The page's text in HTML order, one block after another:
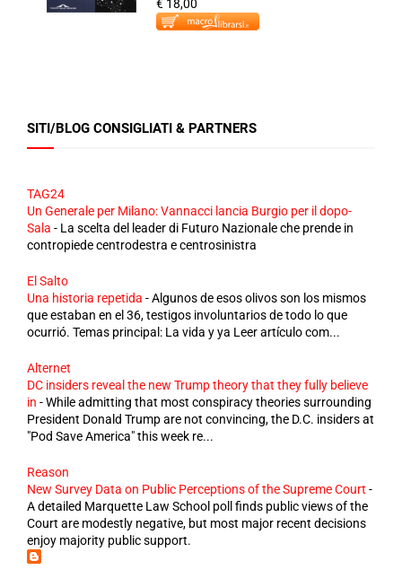
€ 18,00
SITI/BLOG CONSIGLIATI & PARTNERS
TAG24
Un Generale per Milano: Vannacci lancia Burgio per il dopo-
Sala - La scelta del leader di Futuro Nazionale che prende in
contropiede centrodestra e centrosinistra
El Salto
Una historia repetida -Algunos de esos olivos son los mismos
que estaban en el 36, testigos involuntarios de todo lo que
ocurrió. Temas principal: La vida y ya Leer artículo com...
Alternet
DC insiders reveal the new Trump theory that they fully believe
in -While admitting that most conspiracy theories surrounding
President Donald Trump are not convincing, the D.C. insiders at
"Pod Save America" this week re...
Reason
New Survey Data on Public Perceptions of the Supreme Court -
A detailed Marquette Law School poll finds public views of the
Court are modestly negative, but most major recent decisions
enjoy majority public support.